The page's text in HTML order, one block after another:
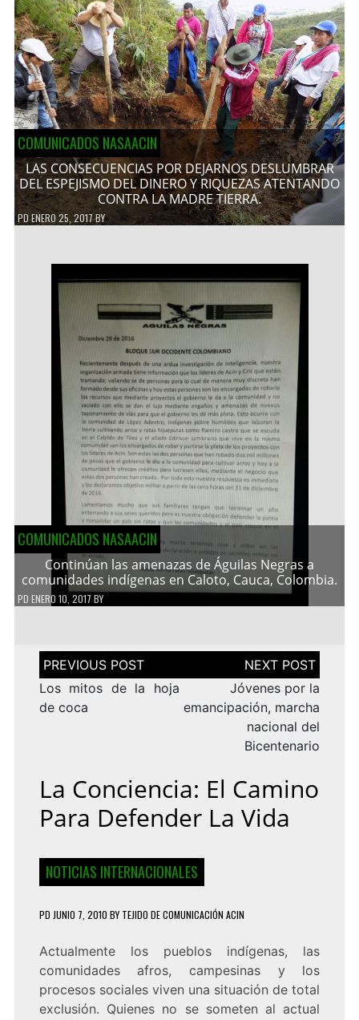
COMUNICADOS NASAACIN
LAS CONSECUENCIAS POR DEJARNOS DESLUMBRAR
DEL ESPEJISMO DEL DINERO Y RIQUEZAS ATENTANDO
CONTRA LA MADRE TIERRA.
PDENERO 25, 2017BY
COMUNICADOS NASAACIN
Continúan las amenazas de Águilas Negras a
comunidades indígenas en Caloto, Cauca, Colombia.
PD ENERO 10, 2017 BY
Navegación
de
entradas
Los mitos de la hoja
de coca
Jóvenes por la
emancipación, marcha
nacional del
Bicentenario
La Conciencia: El Camino
Para Defender La Vida
NOTICIAS INTERNACIONALES
PD JUNIO 7, 2010 BY TEJIDO DE COMUNICACIÓN ACIN
Actualmente los pueblos indígenas, las
comunidades afros, campesinas y los
procesos sociales viven una situación de total
exclusión. Quienes no se someten al actual